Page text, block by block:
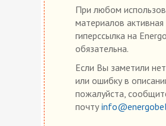
При любом
материалов активная
гиперссылка на
обязательна.
Если Вы заметили
или ошибку в
пожалуйста,
почту